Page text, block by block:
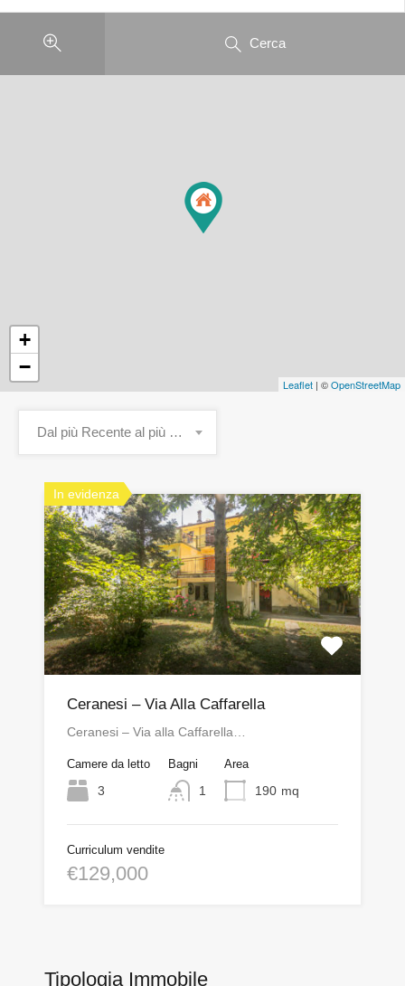
Cerca
+
−
Leaflet | ©OpenStreetMap
Dal più Recente al più Vecchio
In evidenza
Ceranesi – Via Alla Caffarella
Ceranesi – Via alla Caffarella…
Camere da letto
3
Bagni
1
Area
190 mq
Curriculum vendite
€129,000
Tipologia Immobile